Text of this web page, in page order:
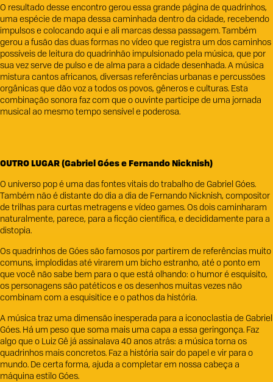
O resultado desse encontro gerou essa grande página de quadrinhos,
uma espécie de mapa dessa caminhada dentro da cidade, recebendo
impulsos e colocando aqui e ali marcas dessa passagem. Também
gerou a fusão das duas formas no vídeo que registra um dos caminhos
possíveis de leitura do quadrinhão impulsionado pela música, que por
sua vez serve de pulso e de alma para a cidade desenhada. A música
mistura cantos africanos, diversas referências urbanas e percussões
orgânicas que dão voz a todos os povos, gêneros e culturas. Esta
combinação sonora faz com que o ouvinte participe de uma jornada
musical ao mesmo tempo sensível e poderosa.
OUTRO LUGAR (Gabriel Góes e Fernando Nicknish)
O universo pop é uma das fontes vitais do trabalho de Gabriel Góes.
Também não é distante do dia a dia de Fernando Nicknish, compositor
de trilhas para curtas metragens e vídeo games. Os dois caminharam
naturalmente, parece, para a ficção científica, e decididamente para a
distopia.
Os quadrinhos de Góes são famosos por partirem de referências muito
comuns, implodidas até virarem um bicho estranho, até o ponto em
que você não sabe bem para o que está olhando: o humor é esquisito,
os personagens são patéticos e os desenhos muitas vezes não
combinam com a esquisitice e o pathos da história.
A música traz uma dimensão inesperada para a iconoclastia de Gabriel
Góes. Há um peso que soma mais uma capa a essa geringonça. Faz
algo que o Luiz Gê já assinalava 40 anos atrás: a música torna os
quadrinhos mais concretos. Faz a história sair do papel e vir para o
mundo. De certa forma, ajuda a completar em nossa cabeça a
máquina estilo Góes.